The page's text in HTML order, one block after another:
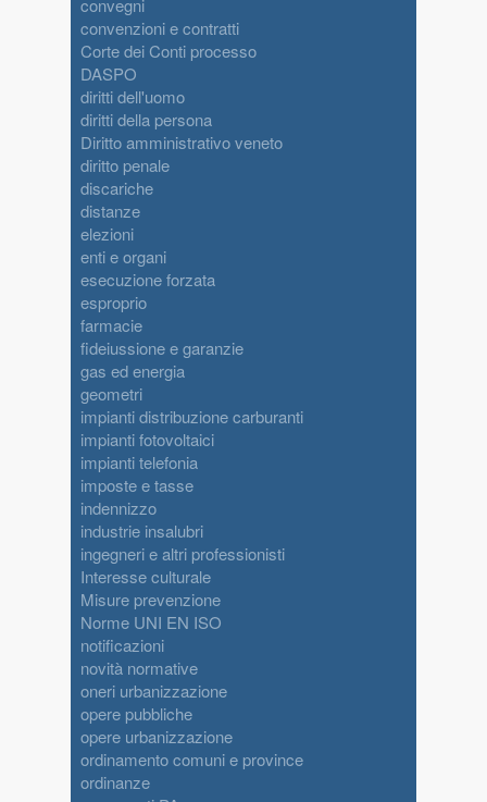
convegni
convenzioni e contratti
Corte dei Conti processo
DASPO
diritti dell'uomo
diritti della persona
Diritto amministrativo veneto
diritto penale
discariche
distanze
elezioni
enti e organi
esecuzione forzata
esproprio
farmacie
fideiussione e garanzie
gas ed energia
geometri
impianti distribuzione carburanti
impianti fotovoltaici
impianti telefonia
imposte e tasse
indennizzo
industrie insalubri
ingegneri e altri professionisti
Interesse culturale
Misure prevenzione
Norme UNI EN ISO
notificazioni
novità normative
oneri urbanizzazione
opere pubbliche
opere urbanizzazione
ordinamento comuni e province
ordinanze